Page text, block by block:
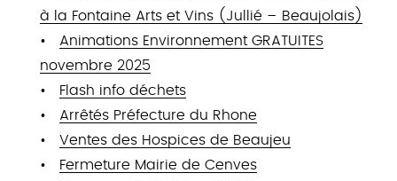
à la Fontaine Arts et Vins (Jullié – Beaujolais)
Animations Environnement GRATUITES
novembre 2025
Flash info déchets
Arrêtés Préfecture du Rhone
Ventes des Hospices de Beaujeu
Fermeture Mairie de Cenves